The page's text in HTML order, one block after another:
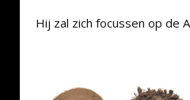
Hij zal zich focussen op de